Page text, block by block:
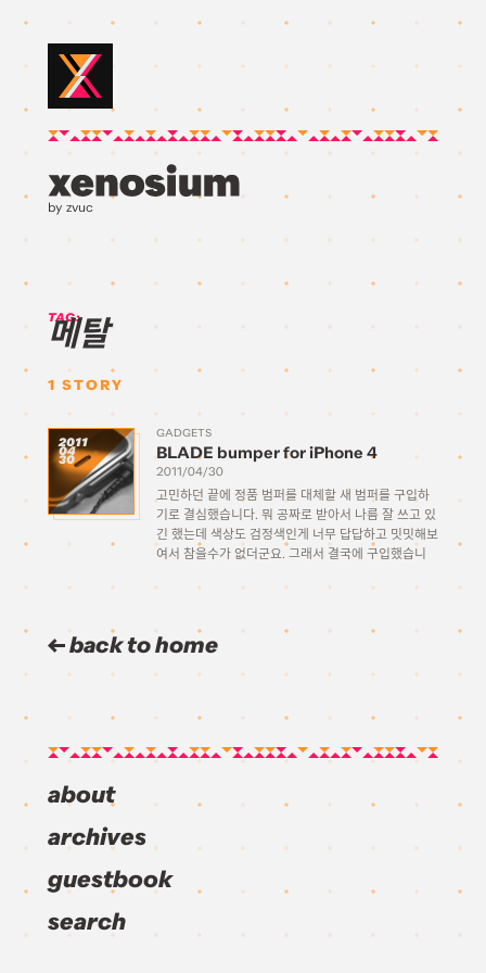
by zvuc
TAG:
메탈
1 STORY
2011
04
30
GADGETS
BLADE bumper for iPhone 4
2011/04/30
고민하던 끝에 정품 범퍼를 대체할 새 범퍼를 구입하
기로 결심했습니다. 뭐 공짜로 받아서 나름 잘 쓰고 있
긴 했는데 색상도 검정색인게 너무 답답하고 밋밋해보
여서 참을수가 없더군요. 그래서 결국에 구입했습니
소비자가격 69500원(….) 왜 이리 비싼고 하니 바로
back to home
about
archives
guestbook
search